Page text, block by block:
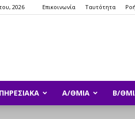
2026 Επικοινωνία Ταυτότητα
Α/ΘΜΙΑ Β/